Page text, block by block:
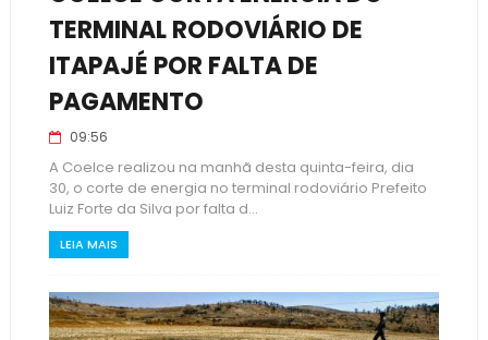
TERMINAL RODOVIÁRIO DE
ITAPAJÉ POR FALTA DE
PAGAMENTO
09:56
A Coelce realizou na manhã desta quinta-feira, dia
30, o corte de energia no terminal rodoviário Prefeito
Luiz Forte da Silva por falta d...
LEIA MAIS